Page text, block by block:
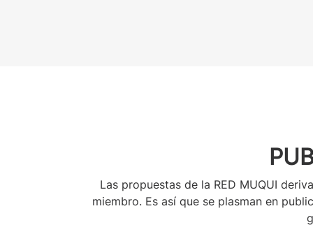
Las propuestas de la RED MUQUI
miembro. Es así que se plasman en